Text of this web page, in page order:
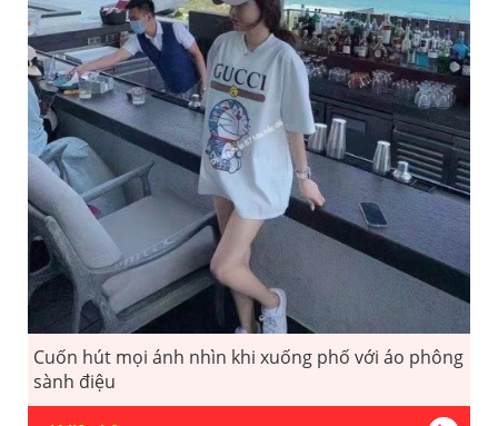
Cuốn hút mọi ánh nhìn khi xuống phố với áo phông
sành điệu